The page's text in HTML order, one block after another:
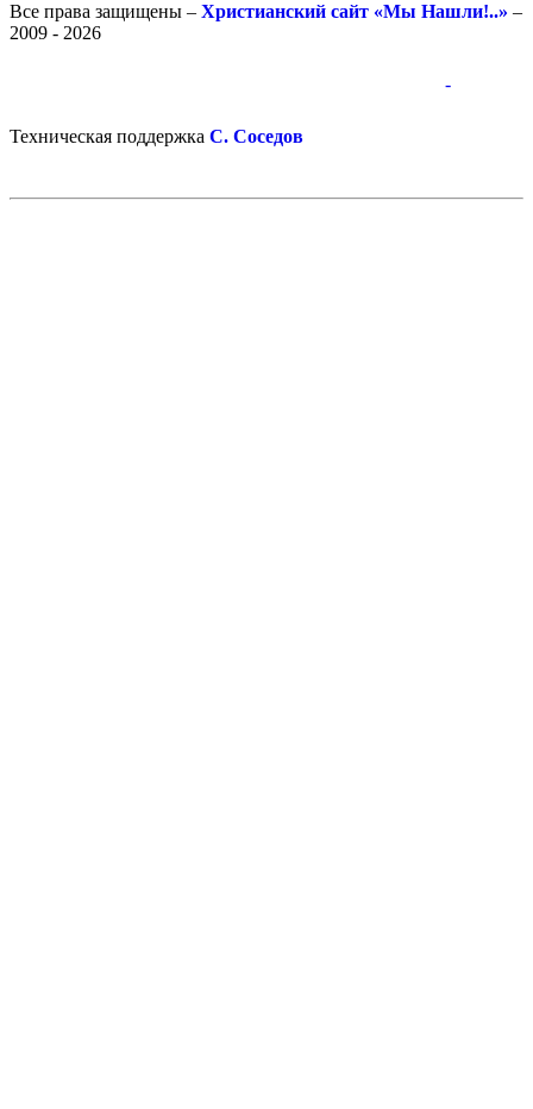
Все права защищены – Христианский сайт «Мы Нашли!..» –
2009 - 2026
-
Техническая поддержка С. Соседов